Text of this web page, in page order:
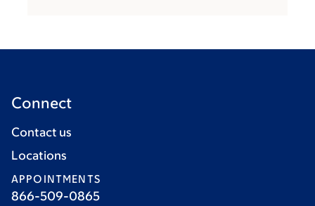
Connect
Contact us
Locations
APPOINTMENTS
866-509-0865